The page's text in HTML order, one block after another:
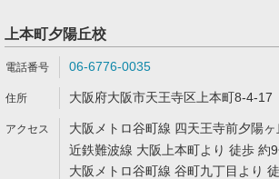
上本町夕陽丘校
06-6776-0035
大阪府大阪市天王寺区上本町8-4-17
大阪メトロ谷町線 四天王寺前夕陽
近鉄難波線 大阪上本町より 徒歩 約
大阪メトロ谷町線 谷町九丁目より